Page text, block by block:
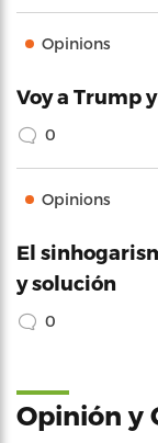
Opinions
Voy a Trump
0
Opinions
El
y solución
0
Opinión y